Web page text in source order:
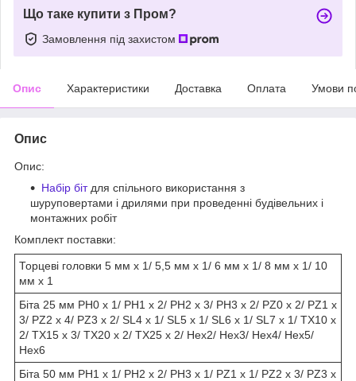
Що таке купити з Пром?
Замовлення під захистом
Опис Характеристики Доставка Оплата Умови
Опис
Опис:
Набір бітдля спільного використання з
шуруповертами і дрилями при проведенні будівельних і
монтажних робіт
Комплект поставки:
Торцеві головки 5 мм х 1/ 5,5 мм х 1/ 6 мм х 1/ 8 мм х 1/ 10
мм х 1
Біта 25 мм PH0 x 1/ PH1 x 2/ PH2 x 3/ PH3 x 2/ PZ0 x 2/ PZ1 x
3/ PZ2 x 4/ PZ3 x 2/ SL4 x 1/ SL5 x 1/ SL6 x 1/ SL7 x 1/ TX10 х
2/ TX15 х 3/ TX20 х 2/ TX25 x 2/ Hex2/ Hex3/ Hex4/ Hex5/
Hex6
Біта 50 мм PH1 х 1/ PH2 x 2/ PH3 x 1/ PZ1 x 1/ PZ2 x 3/ PZ3 x